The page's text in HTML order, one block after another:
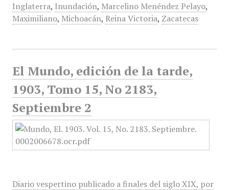
Inglaterra, Inundación, Marcelino Menéndez Pelayo,
Maximiliano, Michoacán, Reina Victoria, Zacatecas
El Mundo, edición de la tarde,
1903, Tomo 15, No 2183,
Septiembre 2
Diario vespertino publicado a finales del siglo XIX, por